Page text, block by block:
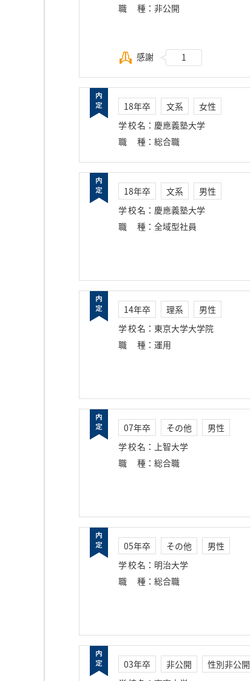
職種 ： 非公開
感謝 1
18年卒 文系
女性
学校名 ： 慶應義塾大学
職種 ： 総合職
18年卒 文系
男性
学校名 ： 慶應義塾大学
職種 ： 全域型社員
14年卒 理系
男性
学校名 ： 東京大学大学院
職種 ： 運用
07年卒 その他
男性
学校名 ： 上智大学
職種 ： 総合職
05年卒 その他
男性
学校名 ： 明治大学
職種 ： 総合職
03年卒 非公開
性別非公開